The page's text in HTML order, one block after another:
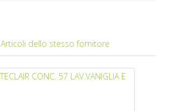
Articoli dello stesso fornitore